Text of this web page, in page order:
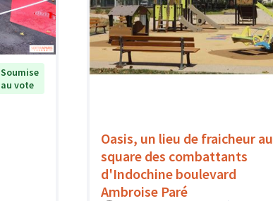
Soumise
au vote
Oasis, un lieu de fraicheur au
square des combattants
d'Indochine boulevard
Ambroise Paré